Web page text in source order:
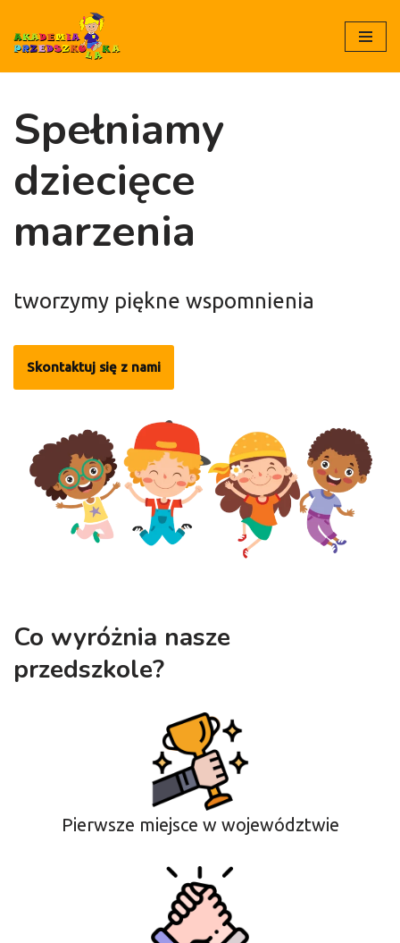
Przejdź
do
co
nas
wyróżnia
Przejdź
do
dodatkowych
Przejdź
do
Przejdź
do
Spełniamy
dziecięce
marzenia
tworzymy piękne wspomnienia
Skontaktuj się z nami
Co wyróżnia nasze
przedszkole?
Pierwsze miejsce w województwie